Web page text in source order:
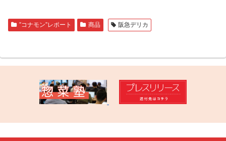
”コナモン”レポート 商品 阪急デリカ